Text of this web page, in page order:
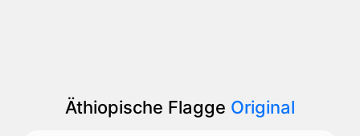
Äthiopische Flagge Original